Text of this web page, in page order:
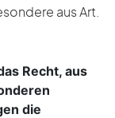
aus Art.
Recht, aus
die